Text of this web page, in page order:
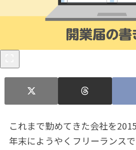
これまで勤めてきた会社を
年末にようやくフリーランス